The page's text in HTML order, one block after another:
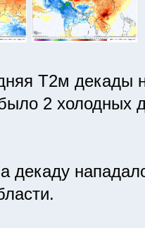
Т2м декады
2 холодных
декаду